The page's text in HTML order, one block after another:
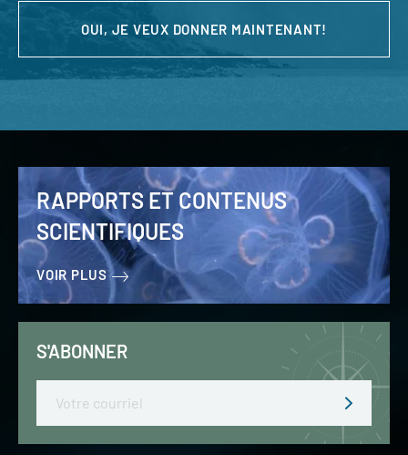
OUI, JE VEUX DONNER MAINTENANT!
RAPPORTS ET CONTENUS
SCIENTIFIQUES
VOIR PLUS
S'ABONNER